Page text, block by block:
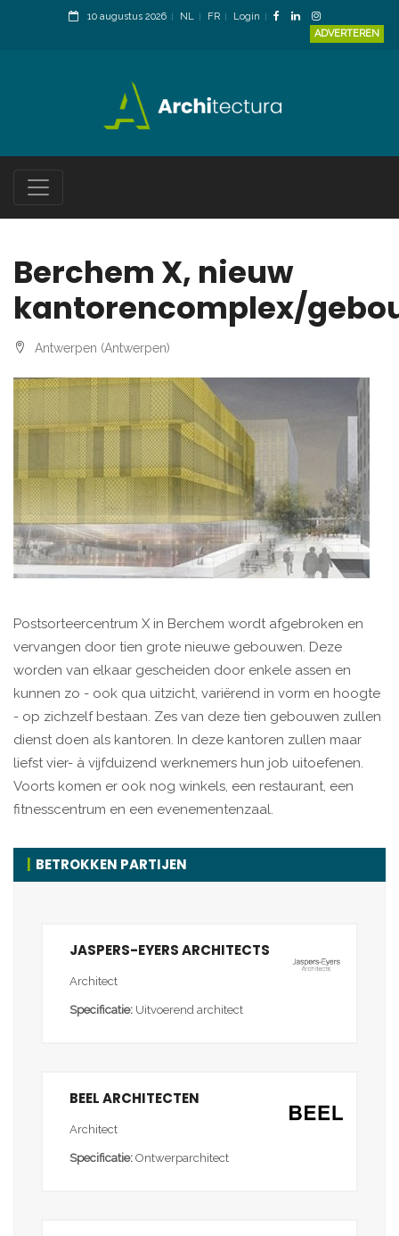
10 augustus 2026 NL FR
Login
ADVERTEREN
Berchem X, nieuw
kantorencomplex/
Antwerpen (Antwerpen)
Postsorteercentrum X in Berchem wordt afgebroken en
vervangen door tien grote nieuwe gebouwen. Deze
worden van elkaar gescheiden door enkele assen en
kunnen zo - ook qua uitzicht, variërend in vorm en hoogte
- op zichzelf bestaan. Zes van deze tien gebouwen zullen
dienst doen als kantoren. In deze kantoren zullen maar
liefst vier- à vijfduizend werknemers hun job uitoefenen.
Voorts komen er ook nog winkels, een restaurant, een
fitnesscentrum en een evenementenzaal.
BETROKKEN PARTIJEN
JASPERS-EYERS ARCHITECTS
Architect
Specificatie: Uitvoerend architect
BEEL ARCHITECTEN
Architect
Specificatie: Ontwerparchitect